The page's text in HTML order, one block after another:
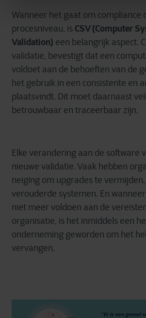
Wanneer het gaat om compliance
procesniveau, is CSV (Computer
Validation) een belangrijk aspect.
validatie, bevestigt dat een
voldoet aan de behoeften van de
het gebruik in een consistente en
plaatsvindt. Dit moet daarnaast
betrouwbaar en traceerbaar zijn.
Elke verandering aan de software
nieuwe validatie. Vaak hebben
neiging om upgrades te
verouderde systemen. En
niet meer voldoen aan de
organisatie, is het inmiddels een
onderneming geworden om het
vervangen.